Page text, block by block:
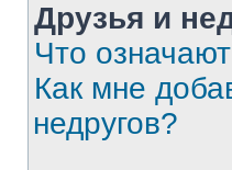
Друзья и
Что
Как мне
недругов?